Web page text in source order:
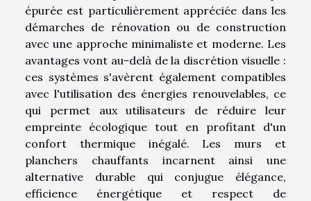
épurée est particulièrement appréciée dans les
démarches de rénovation ou de construction
avec une approche minimaliste et moderne. Les
avantages vont au-delà de la discrétion visuelle :
ces systèmes s'avèrent également compatibles
avec l'utilisation des énergies renouvelables, ce
qui permet aux utilisateurs de réduire leur
empreinte écologique tout en profitant d'un
confort thermique inégalé. Les murs et
planchers chauffants incarnent ainsi une
alternative durable qui conjugue élégance,
efficience énergétique et respect de